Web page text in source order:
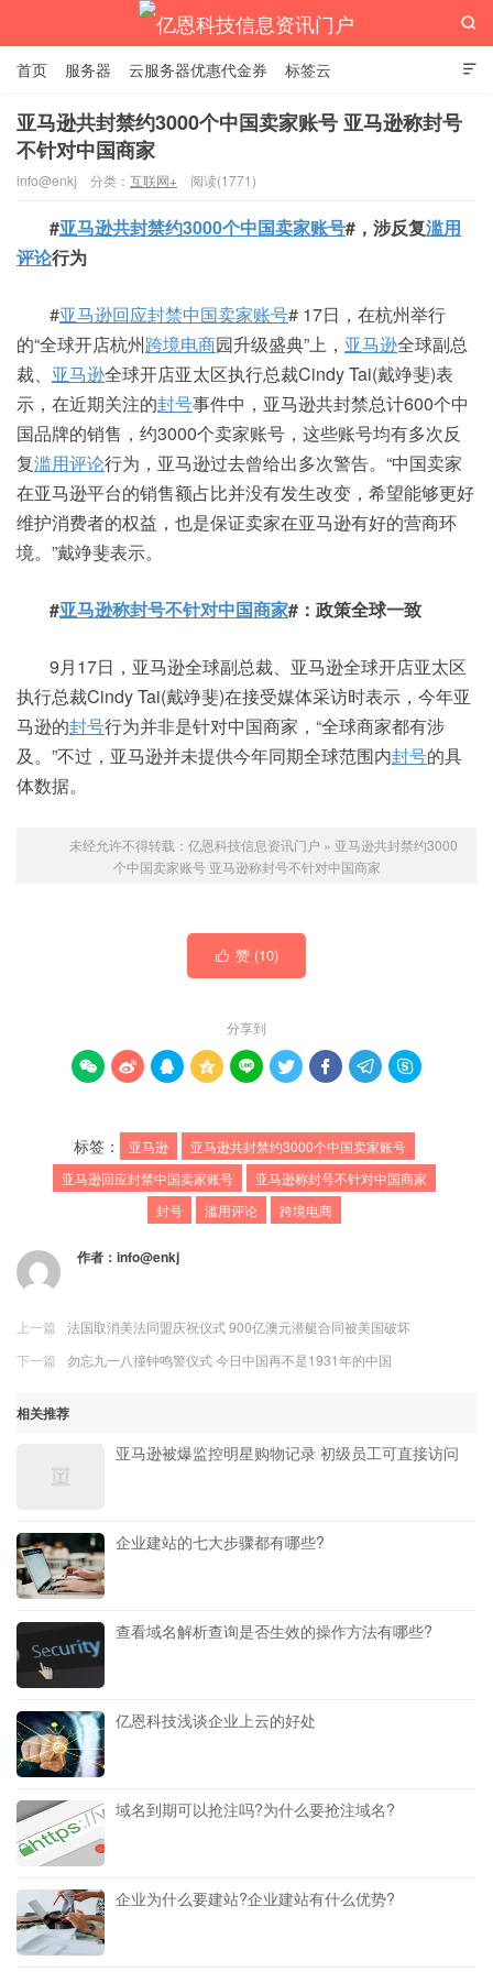
亿恩科技信息资讯门户

首页 服务器 云服务器优惠代金券 标签云

亚马逊共封禁约3000个中国卖家账号 亚马逊称封号
不针对中国商家
info@enkj 分类： 互联网+ 阅读(1771)
#亚马逊共封禁约3000个中国卖家账号#，涉反复滥用
评论行为
#亚马逊回应封禁中国卖家账号# 17日，在杭州举行
的“全球开店杭州跨境电商园升级盛典”上， 亚马逊全球副总
裁、 亚马逊全球开店亚太区执行总裁Cindy Tai(戴竫斐)表
示，在近期关注的封号事件中，亚马逊共封禁总计600个中
国品牌的销售，约3000个卖家账号，这些账号均有多次反
复滥用评论行为，亚马逊过去曾给出多次警告。“中国卖家
在亚马逊平台的销售额占比并没有发生改变，希望能够更好
维护消费者的权益，也是保证卖家在亚马逊有好的营商环
境。”戴竫斐表示。
#亚马逊称封号不针对中国商家#：政策全球一致
9月17日，亚马逊全球副总裁、亚马逊全球开店亚太区
执行总裁Cindy Tai(戴竫斐)在接受媒体采访时表示，今年亚
马逊的封号行为并非是针对中国商家，“全球商家都有涉
及。”不过，亚马逊并未提供今年同期全球范围内封号的具
体数据。
未经允许不得转载： 亿恩科技信息资讯门户 » 亚马逊共封禁约3000
个中国卖家账号 亚马逊称封号不针对中国商家
 赞 (10)
分享到
        
标签： 亚马逊
亚马逊共封禁约3000个中国卖家账号
亚马逊回应封禁中国卖家账号
亚马逊称封号不针对中国商家
封号
滥用评论 跨境电商
作者： info@enkj
上一篇
法国取消美法同盟庆祝仪式 900亿澳元潜艇合同被美国破坏
下一篇
勿忘九一八撞钟鸣警仪式 今日中国再不是1931年的中国
相关推荐
亚马逊被爆监控明星购物记录 初级员工可直接访问
企业建站的七大步骤都有哪些?
查看域名解析查询是否生效的操作方法有哪些?
亿恩科技浅谈企业上云的好处
域名到期可以抢注吗?为什么要抢注域名?
企业为什么要建站?企业建站有什么优势?